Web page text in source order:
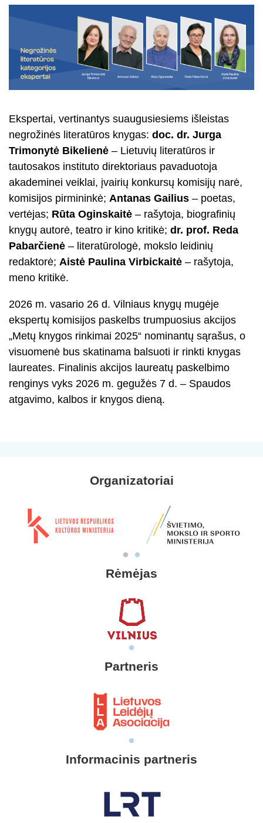
Ekspertai, vertinantys suaugusiesiems išleistas
negrožinės literatūros knygas: doc. dr. Jurga
Trimonytė Bikelienė – Lietuvių literatūros ir
tautosakos instituto direktoriaus pavaduotoja
akademinei veiklai, įvairių konkursų komisijų narė,
komisijos pirmininkė; Antanas Gailius – poetas,
vertėjas; Rūta Oginskaitė – rašytoja, biografinių
knygų autorė, teatro ir kino kritikė; dr. prof. Reda
Pabarčienė – literatūrologė, mokslo leidinių
redaktorė; Aistė Paulina Virbickaitė – rašytoja,
meno kritikė.
2026 m. vasario 26 d. Vilniaus knygų mugėje
ekspertų komisijos paskelbs trumpuosius akcijos
„Metų knygos rinkimai 2025“ nominantų sąrašus, o
visuomenė bus skatinama balsuoti ir rinkti knygas
laureates. Finalinis akcijos laureatų paskelbimo
renginys vyks 2026 m. gegužės 7 d. – Spaudos
atgavimo, kalbos ir knygos dieną.
Organizatoriai
Rėmėjas
Partneris
Informacinis partneris